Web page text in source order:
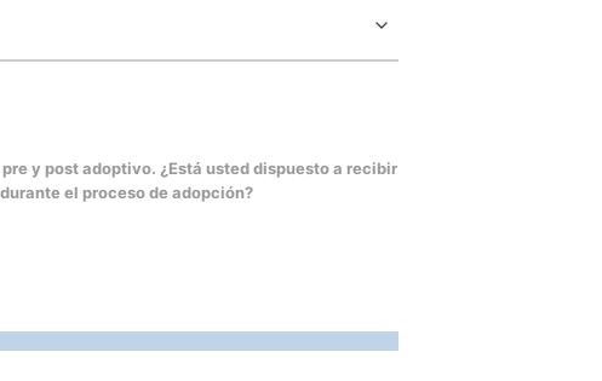
y post­ adoptivo. ¿Está usted dispuesto a recibir
el proceso de adopción?